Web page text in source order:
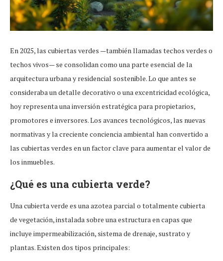
En 2025, las cubiertas verdes —también llamadas techos verdes o
techos vivos— se consolidan como una parte esencial de la
arquitectura urbana y residencial sostenible. Lo que antes se
consideraba un detalle decorativo o una excentricidad ecológica,
hoy representa una inversión estratégica para propietarios,
promotores e inversores. Los avances tecnológicos, las nuevas
normativas y la creciente conciencia ambiental han convertido a
las cubiertas verdes en un factor clave para aumentar el valor de
los inmuebles.
¿Qué es una cubierta verde?
Una cubierta verde es una azotea parcial o totalmente cubierta
de vegetación, instalada sobre una estructura en capas que
incluye impermeabilización, sistema de drenaje, sustrato y
plantas. Existen dos tipos principales: